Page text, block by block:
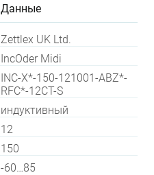
Данные
Zettlex UK Ltd.
IncOder Midi
INC-X*-150-121001-ABZ*-
RFC*-12CT-S
индуктивный
12
150
-60…85